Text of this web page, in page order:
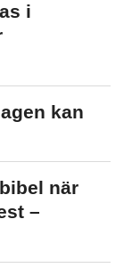
i
kan
när
–